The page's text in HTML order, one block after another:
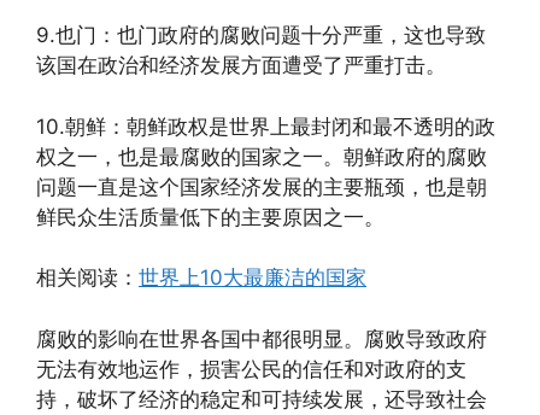
9.也门：也门政府的腐败问题十分严重，这也导致
该国在政治和经济发展方面遭受了严重打击。
10.朝鲜：朝鲜政权是世界上最封闭和最不透明的政
权之一，也是最腐败的国家之一。朝鲜政府的腐败
问题一直是这个国家经济发展的主要瓶颈，也是朝
鲜民众生活质量低下的主要原因之一。
相关阅读： 世界上10大最廉洁的国家
腐败的影响在世界各国中都很明显。腐败导致政府
无法有效地运作，损害公民的信任和对政府的支
持，破坏了经济的稳定和可持续发展，还导致社会